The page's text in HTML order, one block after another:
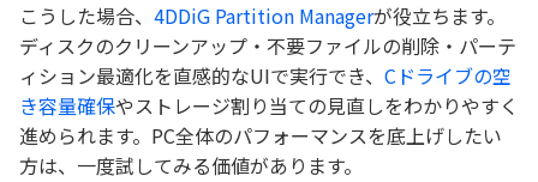
こうした場合、 4DDiG Partition Managerが役立ちます。
ディスクのクリーンアップ・不要ファイルの削除・パーテ
ィション最適化を直感的なUIで実行でき、 Cドライブの空
き容量確保やストレージ割り当ての見直しをわかりやすく
進められます。PC全体のパフォーマンスを底上げしたい
方は、一度試してみる価値があります。